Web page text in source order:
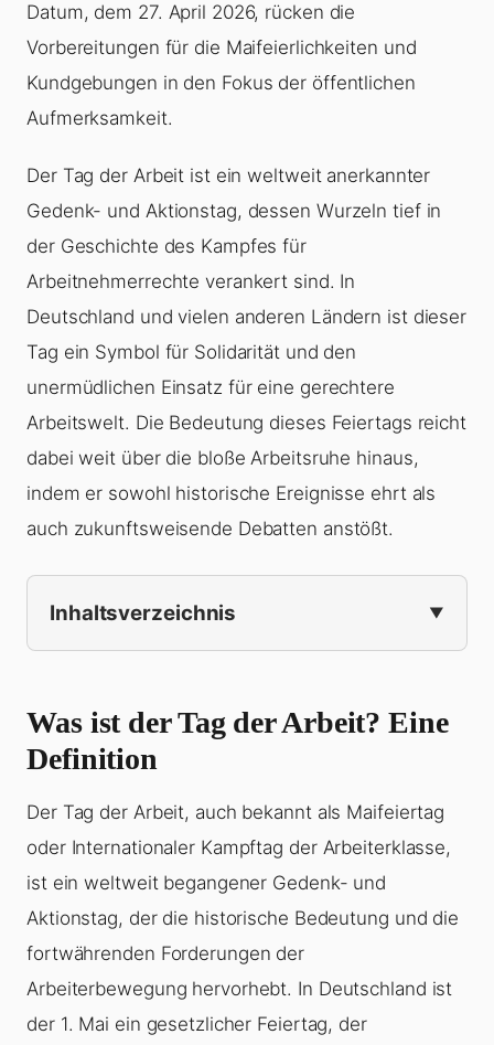
Datum, dem 27. April 2026, rücken die
Vorbereitungen für die Maifeierlichkeiten und
Kundgebungen in den Fokus der öffentlichen
Aufmerksamkeit.
Der Tag der Arbeit ist ein weltweit anerkannter
Gedenk- und Aktionstag, dessen Wurzeln tief in
der Geschichte des Kampfes für
Arbeitnehmerrechte verankert sind. In
Deutschland und vielen anderen Ländern ist dieser
Tag ein Symbol für Solidarität und den
unermüdlichen Einsatz für eine gerechtere
Arbeitswelt. Die Bedeutung dieses Feiertags reicht
dabei weit über die bloße Arbeitsruhe hinaus,
indem er sowohl historische Ereignisse ehrt als
auch zukunftsweisende Debatten anstößt.
Inhaltsverzeichnis
Was ist der Tag der Arbeit? Eine
Definition
Der Tag der Arbeit, auch bekannt als Maifeiertag
oder Internationaler Kampftag der Arbeiterklasse,
ist ein weltweit begangener Gedenk- und
Aktionstag, der die historische Bedeutung und die
fortwährenden Forderungen der
Arbeiterbewegung hervorhebt. In Deutschland ist
der 1. Mai ein gesetzlicher Feiertag, der